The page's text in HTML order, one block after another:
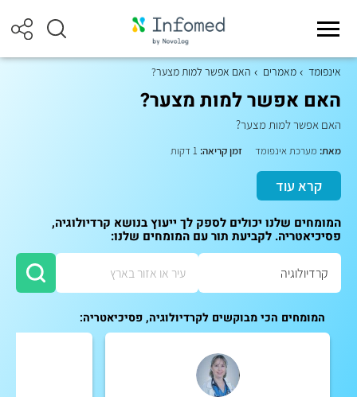
אינפומד מאמרים האם אפשר למות מצער?
האם אפשר למות מצער?
האם אפשר למות מצער?
מאת: מערכת אינפומד זמן קריאה:
קרא עוד
המומחים שלנו יכולים לספק לך ייעוץ בנושא קרדיולוגיה,
פסיכיאטריה. לקביעת תור עם המומחים שלנו:
המומחים הכי מבוקשים לקרדיולוגיה, פסיכיאטריה: